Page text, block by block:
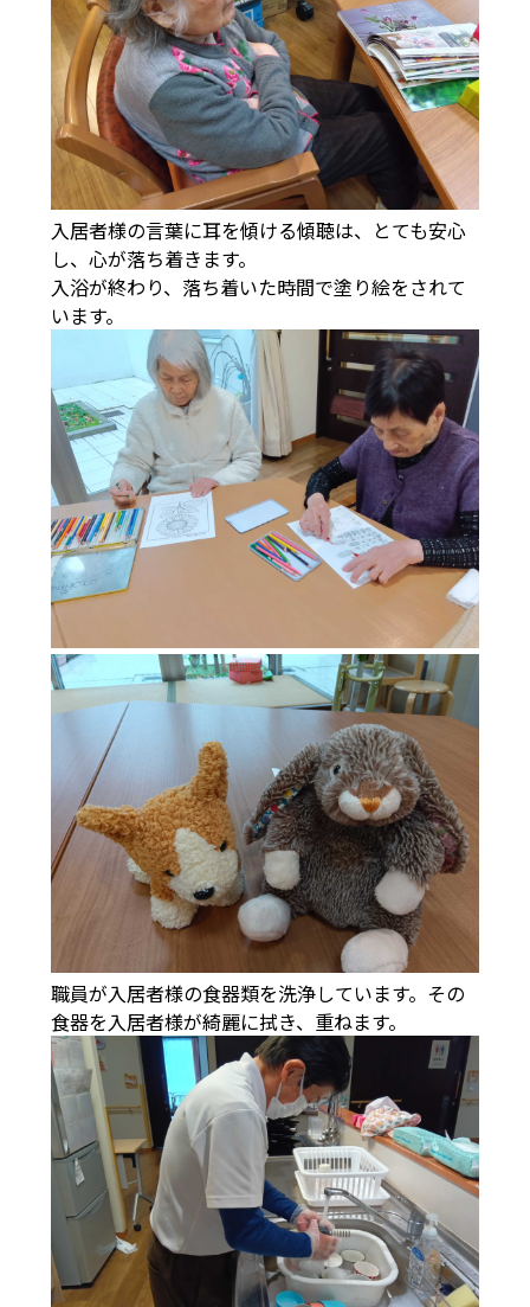
入居者様の言葉に耳を傾ける傾聴は、とても安心
し、心が落ち着きます。
入浴が終わり、落ち着いた時間で塗り絵をされて
います。
職員が入居者様の食器類を洗浄しています。その
食器を入居者様が綺麗に拭き、重ねます。